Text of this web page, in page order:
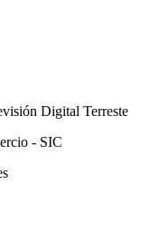
Digital Terreste
- SIC